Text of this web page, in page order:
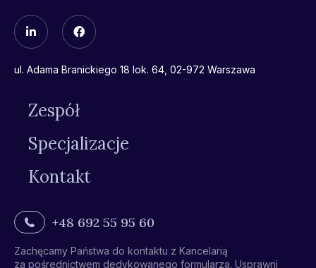
ul. Adama Branickiego 18 lok. 64, 02-972 Warszawa
Zespół
Specjalizacje
Kontakt
+48 692 55 95 60
Zachęcamy Państwa do kontaktu z Kancelarią
za pośrednictwem dedykowanego formularza. Usprawni